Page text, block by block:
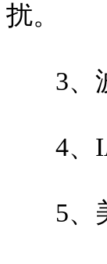
扰。
3、
4、
5、